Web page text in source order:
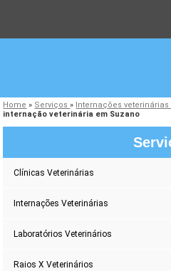
Home » Serviços» Internações veterinárias
internação veterinária em Suzano
Clínicas Veterinárias
Internações Veterinárias
Laboratórios Veterinários
Raios X Veterinários